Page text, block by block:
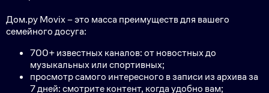
Дом.ру Movix – это масса преимуществ для вашего
семейного досуга:
700+ известных каналов: от новостных до
музыкальных или спортивных;
просмотр самого интересного в записи из архива за
7 дней: смотрите контент, когда удобно вам;